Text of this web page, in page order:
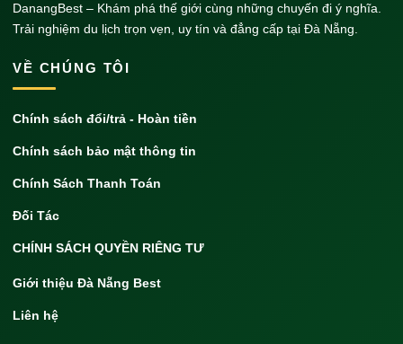
DanangBest – Khám phá thế giới cùng những chuyến đi ý nghĩa.
Trải nghiệm du lịch trọn vẹn, uy tín và đẳng cấp tại Đà Nẵng.
VỀ CHÚNG TÔI
Chính sách đổi/trả - Hoàn tiền
Chính sách bảo mật thông tin
Chính Sách Thanh Toán
Đối Tác
CHÍNH SÁCH QUYỀN RIÊNG TƯ
Giới thiệu Đà Nẵng Best
Liên hệ